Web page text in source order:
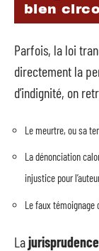
bien
Parfois, la loi
directement la
d’indignité, on
Le meurtre, ou sa
La dénonciation
injustice pour
Le faux témoignage
Lajurisprudence